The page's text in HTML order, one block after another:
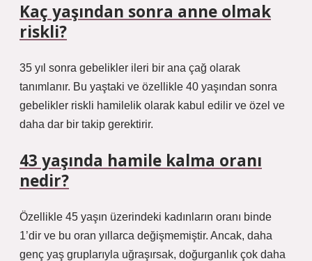
Kaç yaşından sonra anne olmak
riskli?
35 yıl sonra gebelikler ileri bir ana çağ olarak
tanımlanır. Bu yaştaki ve özellikle 40 yaşından sonra
gebelikler riskli hamilelik olarak kabul edilir ve özel ve
daha dar bir takip gerektirir.
43 yaşında hamile kalma oranı
nedir?
Özellikle 45 yaşın üzerindeki kadınların oranı binde
1’dir ve bu oran yıllarca değişmemiştir. Ancak, daha
genç yaş gruplarıyla uğraşırsak, doğurganlık çok daha